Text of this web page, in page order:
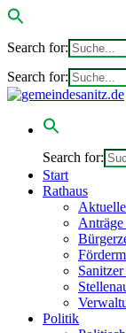
Search for:
Search for:
Search for:
Start
Rathaus
Politik